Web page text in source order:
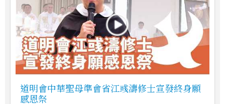
道明會中華聖母準會省江彧濤修士宣發終身願
感恩祭